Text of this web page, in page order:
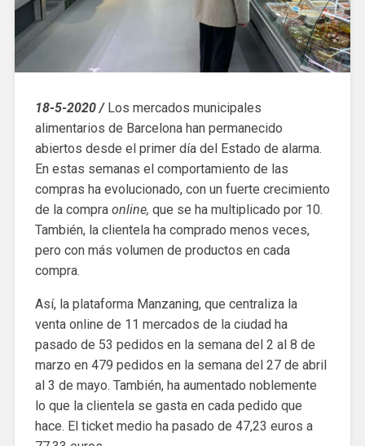
18-5-2020 /Los mercados municipales
alimentarios de Barcelona han permanecido
abiertos desde el primer día del Estado de alarma.
En estas semanas el comportamiento de las
compras ha evolucionado, con un fuerte crecimiento
de la compra online, que se ha multiplicado por 10.
También, la clientela ha comprado menos veces,
pero con más volumen de productos en cada
compra.
Así, la plataforma Manzaning, que centraliza la
venta online de 11 mercados de la ciudad ha
pasado de 53 pedidos en la semana del 2 al 8 de
marzo en 479 pedidos en la semana del 27 de abril
al 3 de mayo. También, ha aumentado noblemente
lo que la clientela se gasta en cada pedido que
hace. El ticket medio ha pasado de 47,23 euros a